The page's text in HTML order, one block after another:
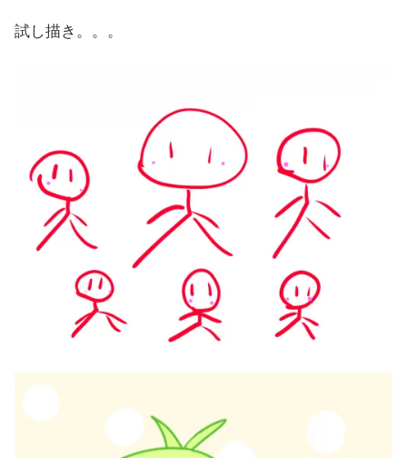
試し描き。。。